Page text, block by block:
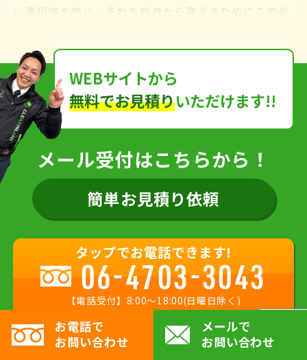
い違和感を感じ、それを自身から変えるためにこの会
そのためには、解体技術はもちろん、ほかにも産業廃
棄物やアスベストの適切な処理、近隣にその土地にい
い印象を持ってもらうためのコミュニケーションと、
必要なことは多岐にわたります。それは周囲や未来へ
の配慮や遵法精神を欠くような「建物を壊す」会社で
はなく「お客様の最高の未来を描く」会社として、欠
かせない仕事です。
の会社です。
私たちと共に最高の未来を描いて参りましょう。
WEBサイトから
無料でお見積りいただけます!!
メール受付はこちらから！
簡単お見積り依頼
タップでお電話できます!
06-4703-3043
【電話受付】8:00〜18:00(日曜日除く)
お電話で
お問い合わせ
メールで
お問い合わせ